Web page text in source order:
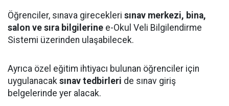
Öğrenciler, sınava girecekleri sınav merkezi, bina,
salon ve sıra bilgilerine e-Okul Veli Bilgilendirme
Sistemi üzerinden ulaşabilecek.
Ayrıca özel eğitim ihtiyacı bulunan öğrenciler için
uygulanacak sınav tedbirleri de sınav giriş
belgelerinde yer alacak.